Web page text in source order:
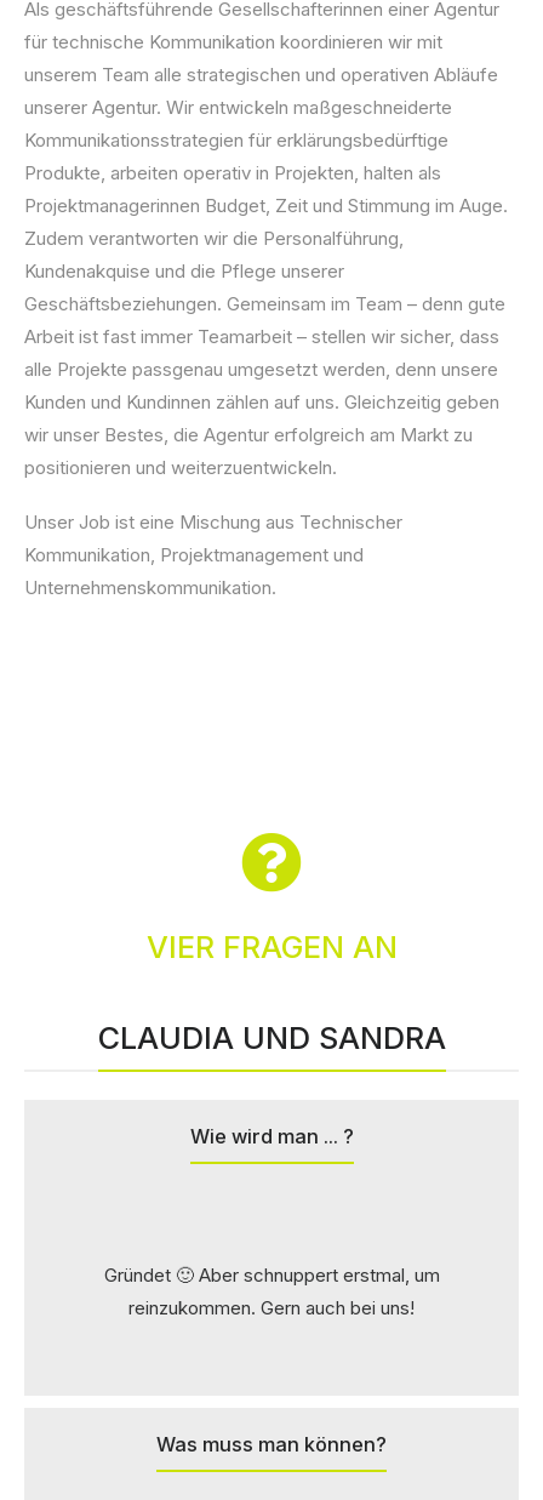
Als geschäftsführende Gesellschafterinnen einer Agentur
für technische Kommunikation koordinieren wir mit
unserem Team alle strategischen und operativen Abläufe
unserer Agentur. Wir entwickeln maßgeschneiderte
Kommunikationsstrategien für erklärungsbedürftige
Produkte, arbeiten operativ in Projekten, halten als
Projektmanagerinnen Budget, Zeit und Stimmung im Auge.
Zudem verantworten wir die Personalführung,
Kundenakquise und die Pflege unserer
Geschäftsbeziehungen. Gemeinsam im Team – denn gute
Arbeit ist fast immer Teamarbeit – stellen wir sicher, dass
alle Projekte passgenau umgesetzt werden, denn unsere
Kunden und Kundinnen zählen auf uns. Gleichzeitig geben
wir unser Bestes, die Agentur erfolgreich am Markt zu
positionieren und weiterzuentwickeln.
Unser Job ist eine Mischung aus Technischer
Kommunikation, Projektmanagement und
Unternehmenskommunikation.
VIER FRAGEN AN
CLAUDIA UND SANDRA
Wie wird man ... ?
Gründet 🙂 Aber schnuppert erstmal, um
reinzukommen. Gern auch bei uns!
Was muss man können?